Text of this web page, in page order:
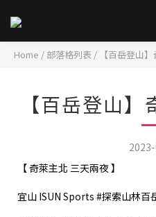
Home / 部落格列表 / 【百岳登山
【百岳登山
【 奇萊主北 三天兩夜 】
宜山 ISUN Sports #探索山林百